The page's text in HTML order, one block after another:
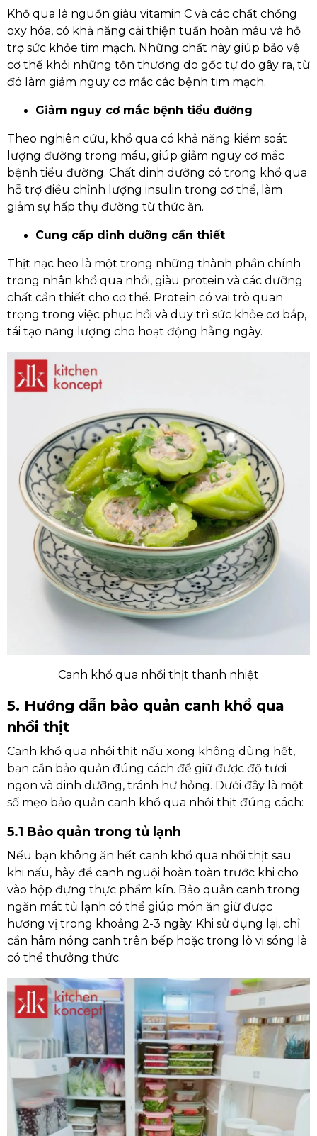
Khổ qua là nguồn giàu vitamin C và các chất chống
oxy hóa, có khả năng cải thiện tuần hoàn máu và hỗ
trợ sức khỏe tim mạch. Những chất này giúp bảo vệ
cơ thể khỏi những tổn thương do gốc tự do gây ra, từ
đó làm giảm nguy cơ mắc các bệnh tim mạch.
Giảm nguy cơ mắc bệnh tiểu đường
Theo nghiên cứu, khổ qua có khả năng kiểm soát
lượng đường trong máu, giúp giảm nguy cơ mắc
bệnh tiểu đường. Chất dinh dưỡng có trong khổ qua
hỗ trợ điều chỉnh lượng insulin trong cơ thể, làm
giảm sự hấp thụ đường từ thức ăn.
Cung cấp dinh dưỡng cần thiết
Thịt nạc heo là một trong những thành phần chính
trong nhân khổ qua nhồi, giàu protein và các dưỡng
chất cần thiết cho cơ thể. Protein có vai trò quan
trọng trong việc phục hồi và duy trì sức khỏe cơ bắp,
tái tạo năng lượng cho hoạt động hằng ngày.
Canh khổ qua nhồi thịt thanh nhiệt
5. Hướng dẫn bảo quản canh khổ qua
nhồi thịt
Canh khổ qua nhồi thịt nấu xong không dùng hết,
bạn cần bảo quản đúng cách để giữ được độ tươi
ngon và dinh dưỡng, tránh hư hỏng. Dưới đây là một
số mẹo bảo quản canh khổ qua nhồi thịt đúng cách:
5.1 Bảo quản trong tủ lạnh
Nếu bạn không ăn hết canh khổ qua nhồi thịt sau
khi nấu, hãy để canh nguội hoàn toàn trước khi cho
vào hộp đựng thực phẩm kín. Bảo quản canh trong
ngăn mát tủ lạnh có thể giúp món ăn giữ được
hương vị trong khoảng 2-3 ngày. Khi sử dụng lại, chỉ
cần hâm nóng canh trên bếp hoặc trong lò vi sóng là
có thể thưởng thức.